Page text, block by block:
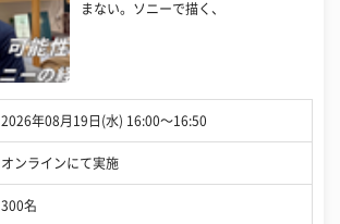
まない。ソニーで描く、
2026年08月19日(水) 16:00〜16:50
オンラインにて実施
300名